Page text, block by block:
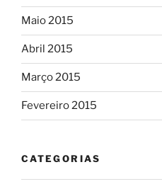
Maio 2015
Abril 2015
Março 2015
Fevereiro 2015
CATEGORIAS